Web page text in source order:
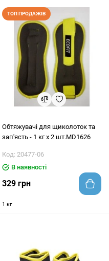
ТОП ПРОДАЖІВ
Обтяжувачі для щиколоток та
зап'ясть - 1 кг x 2 шт.MD1626
Код: 20477-06
В наявності
329 грн
1 кг